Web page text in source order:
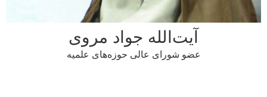
آیت‌الله جواد مروی
عضو شورای عالی حوزه‌های علمیه